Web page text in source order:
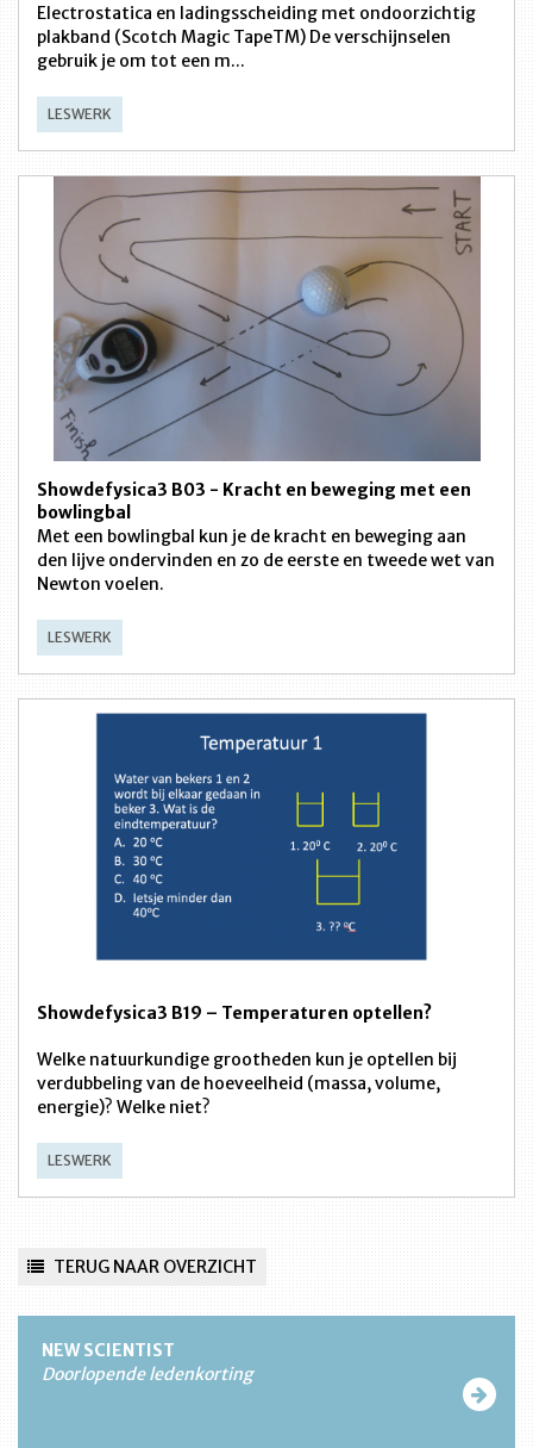
Electrostatica en ladingsscheiding met ondoorzichtig
plakband (Scotch Magic TapeTM) De verschijnselen
gebruik je om tot een m...
LESWERK
Showdefysica3 B03 - Kracht en beweging met een
bowlingbal
Met een bowlingbal kun je de kracht en beweging aan
den lijve ondervinden en zo de eerste en tweede wet van
Newton voelen.
LESWERK
Showdefysica3 B19 – Temperaturen optellen?
Welke natuurkundige grootheden kun je optellen bij
verdubbeling van de hoeveelheid (massa, volume,
energie)? Welke niet?
LESWERK
TERUG NAAR OVERZICHT
NEW SCIENTIST
Doorlopende ledenkorting